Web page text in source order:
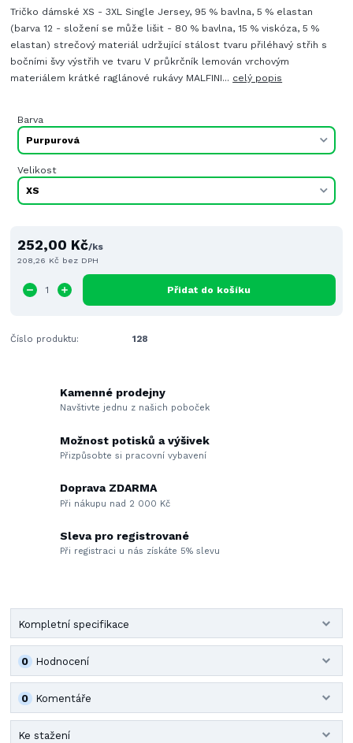
Tričko dámské XS - 3XL Single Jersey, 95 % bavlna, 5 % elastan
(barva 12 - složení se může lišit - 80 % bavlna, 15 % viskóza, 5 %
elastan) strečový materiál udržující stálost tvaru přiléhavý střih s
bočními švy výstřih ve tvaru V průkrčník lemován vrchovým
materiálem krátké raglánové rukávy MALFINI... celý popis
Barva
Velikost
252,00 Kč/ks
208,26 Kč bez DPH
Přidat do košíku
Číslo produktu: 128
Kamenné prodejny
Navštivte jednu z našich poboček
Možnost potisků a výšivek
Přizpůsobte si pracovní vybavení
Doprava ZDARMA
Při nákupu nad 2 000 Kč
Sleva pro registrované
Při registraci u nás získáte 5% slevu
Kompletní specifikace
Hodnocení
0
Komentáře
0
Ke stažení